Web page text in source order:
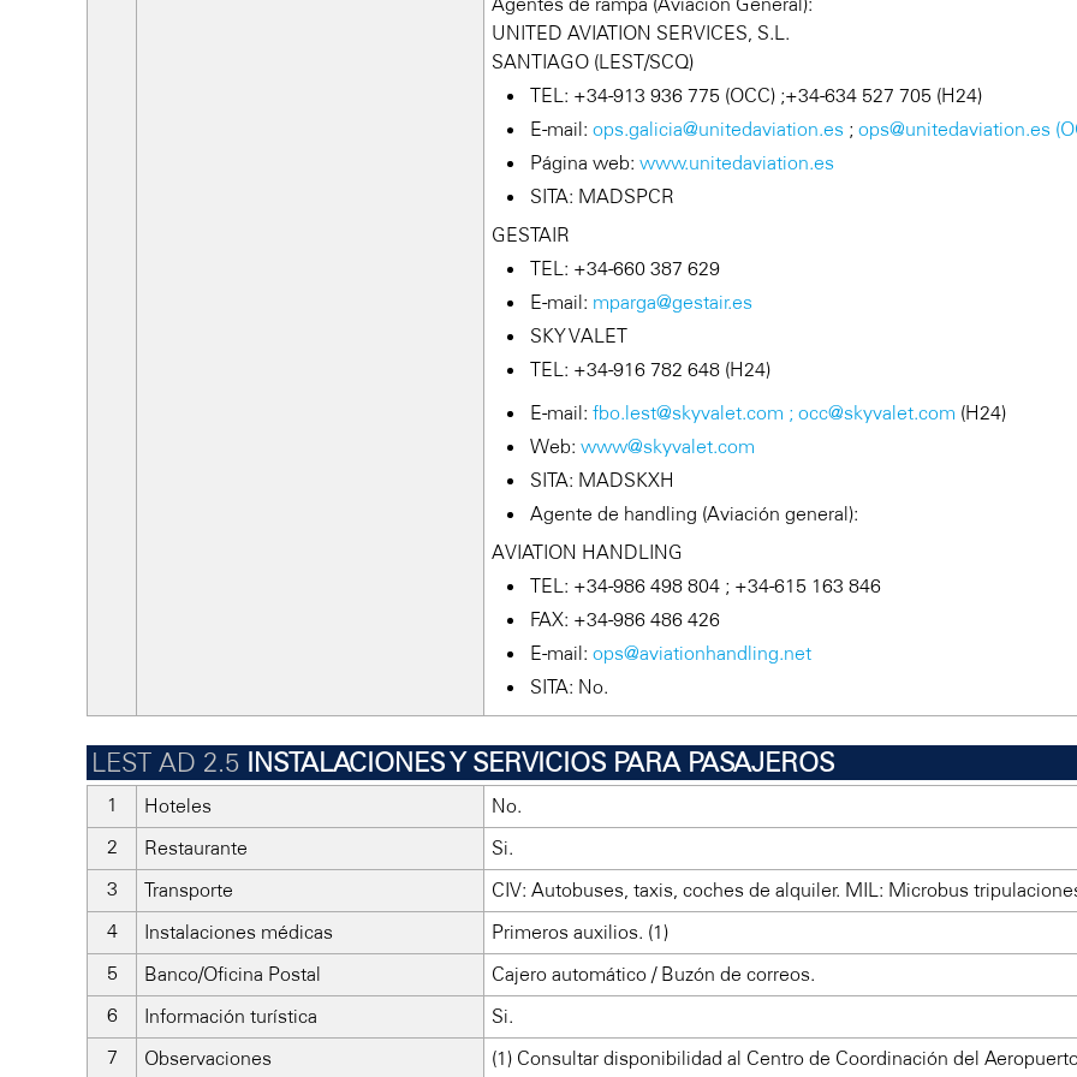
UNITED AVIATION SERVICES, S.L.
SANTIAGO (LEST/SCQ)
TEL: +34-913 936 775 (OCC) ;+34-634 527 705 (H24)
E-mail: ops.galicia@unitedaviation.es ; ops@unitedaviation.es
Página web: www.unitedaviation.es
SITA: MADSPCR
GESTAIR
TEL: +34-660 387 629
E-mail: mparga@gestair.es
SKY VALET
TEL: +34-916 782 648 (H24)
E-mail: fbo.lest@skyvalet.com ; occ@skyvalet.com (H24)
Web: www@skyvalet.com
SITA: MADSKXH
Agente de handling (Aviación general):
AVIATION HANDLING
TEL: +34-986 498 804 ; +34-615 163 846
FAX: +34-986 486 426
E-mail: ops@aviationhandling.net
SITA: No.
INSTALACIONES Y SERVICIOS PARA PASAJEROS
Hoteles
No.
Restaurante
Si.
Transporte
CIV: Autobuses, taxis, coches de alquiler. MIL: Microbus
Instalaciones médicas
Primeros auxilios. (1)
Banco/Oficina Postal
Cajero automático / Buzón de correos.
Información turística
Si.
Observaciones
(1) Consultar disponibilidad al Centro de Coordinación del